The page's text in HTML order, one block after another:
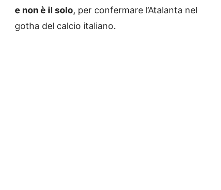
e non è il solo, per confermare l’Atalanta nel
gotha del calcio italiano.